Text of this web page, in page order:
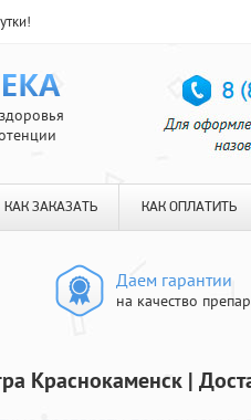
КАК ЗАКАЗАТЬ КАК ОПЛАТИТЬ
Даем гарантии
на качество
Краснокаменск |